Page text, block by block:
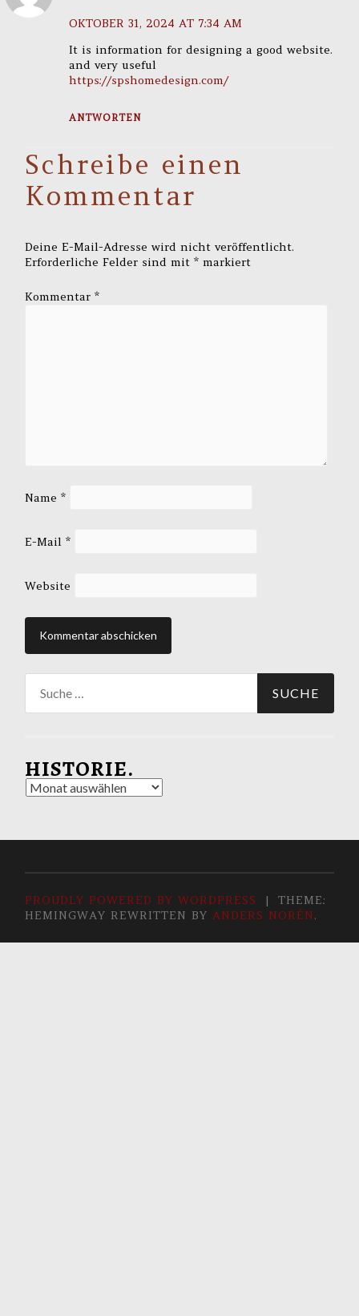
OKTOBER 31, 2024 AT 7:34 AM
It is information for designing a good website.
and very useful
https://spshomedesign.com/
ANTWORTEN
Schreibe einen
Kommentar
Deine E-Mail-Adresse wird nicht veröffentlicht.
Erforderliche Felder sind mit* markiert
Kommentar*
Name*
E-Mail*
Website
nach:
HISTORIE.
Historie.
PROUDLY POWERED BY WORDPRESS |
THEME:
HEMINGWAY REWRITTEN BYANDERS NORÉN.